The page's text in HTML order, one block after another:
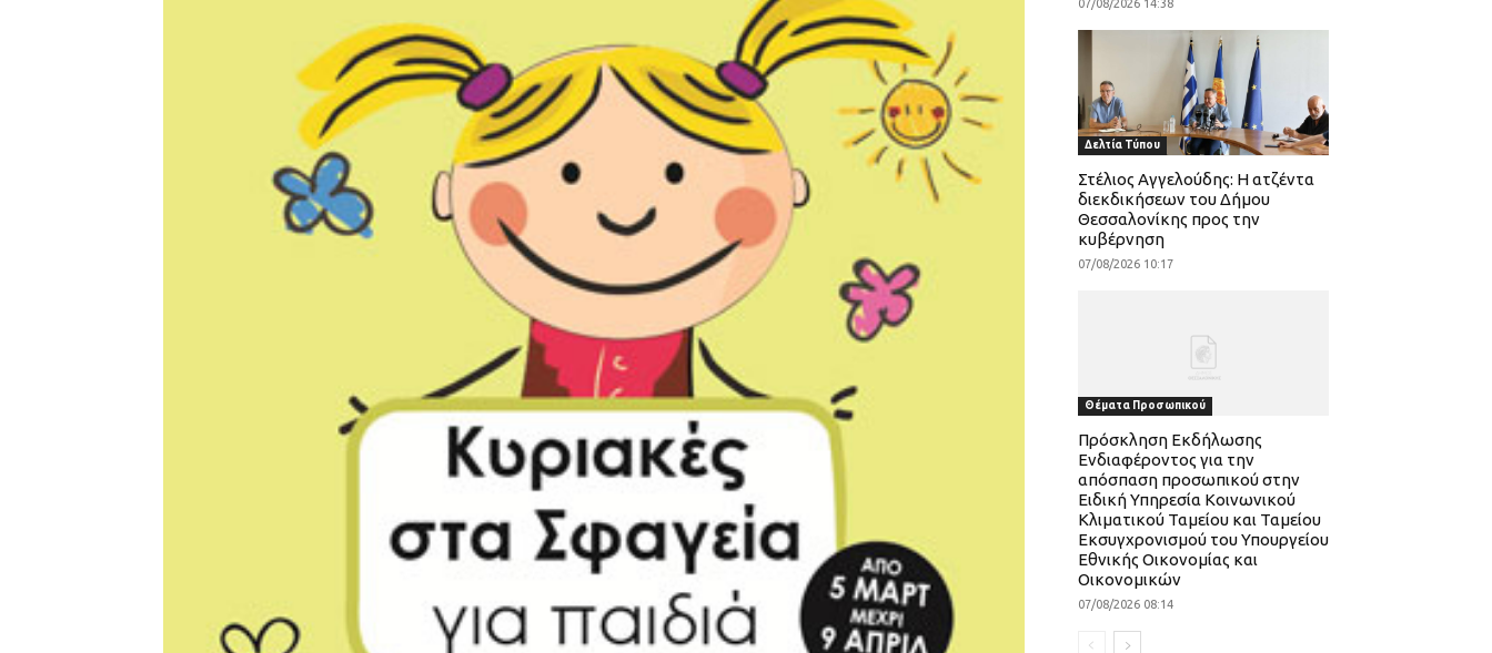
07/08/2026 14:38
Δελτία Τύπου
Στέλιος Αγγελούδης: Η ατζέντα
διεκδικήσεων του Δήμου
Θεσσαλονίκης προς την
κυβέρνηση
07/08/2026 10:17
Θέματα Προσωπικού
Πρόσκληση Εκδήλωσης
Ενδιαφέροντος για την
απόσπαση προσωπικού στην
Ειδική Υπηρεσία Κοινωνικού
Κλιματικού Ταμείου και Ταμείου
Εκσυγχρονισμού του Υπουργείου
Εθνικής Οικονομίας και
Οικονομικών
07/08/2026 08:14